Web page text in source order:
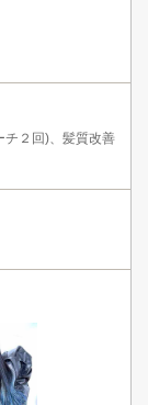
チ２回)、髪質改善